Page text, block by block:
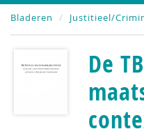
Bladeren Justitieel/
De